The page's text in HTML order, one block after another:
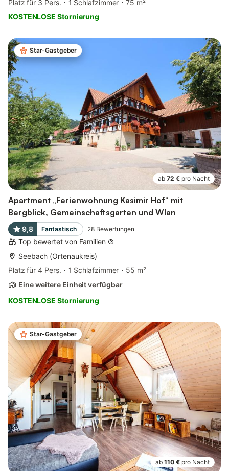
Platz für 3 Pers. 1 Schlafzimmer
75 m²
KOSTENLOSE Stornierung
Star-Gastgeber
ab 72 € pro Nacht
Apartment „Ferienwohnung Kasimir Hof“ mit
Bergblick, Gemeinschaftsgarten und Wlan
9,8 Fantastisch 28 Bewertungen
Top bewertet von Familien
Seebach (Ortenaukreis)
Platz für 4 Pers.
1 Schlafzimmer
55 m²
Eine weitere Einheit verfügbar
KOSTENLOSE Stornierung
Star-Gastgeber
ab 110 € pro Nacht